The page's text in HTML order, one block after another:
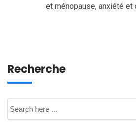
et ménopause, anxiété et
Recherche